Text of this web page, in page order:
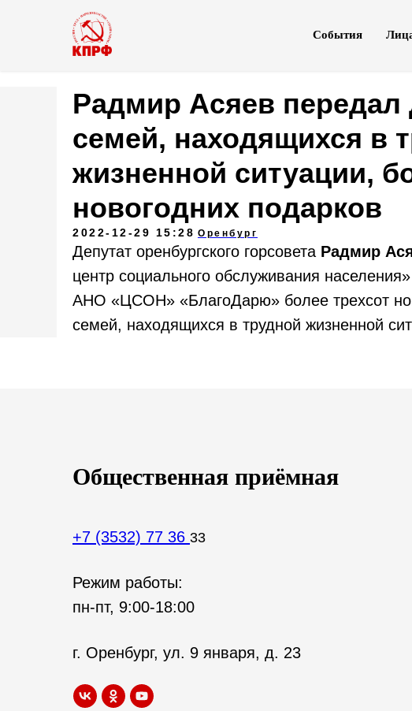
События
Радмир Асяев передал
семей, находящихся в
жизненной ситуации,
новогодних подарков
2022-12-29 15:28 Оренбург
Депутат оренбургского горсовета Радмир
центр социального обслуживания
АНО «ЦСОН» «БлагоДарю» более трехсот
семей, находящихся в трудной жизненной
Общественная приёмная
+7 (3532) 77 36 33
Режим работы:
пн-пт, 9:00-18:00
г. Оренбург, ул. 9 января, д. 23